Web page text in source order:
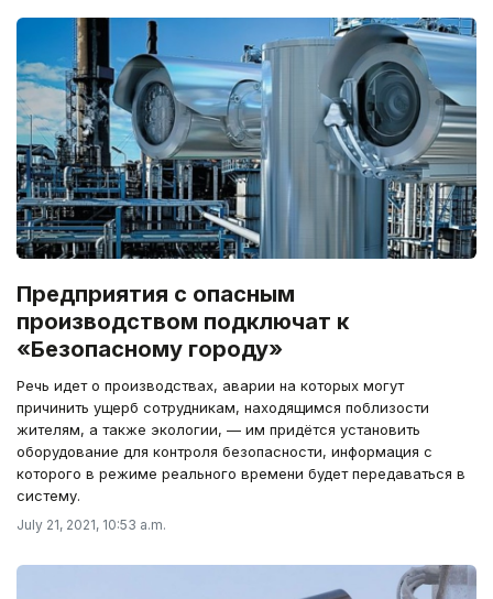
Предприятия с опасным
производством подключат к
«Безопасному городу»
Речь идет о производствах, аварии на которых могут
причинить ущерб сотрудникам, находящимся поблизости
жителям, а также экологии, — им придётся установить
оборудование для контроля безопасности, информация с
которого в режиме реального времени будет передаваться в
систему.
July 21, 2021, 10:53 a.m.